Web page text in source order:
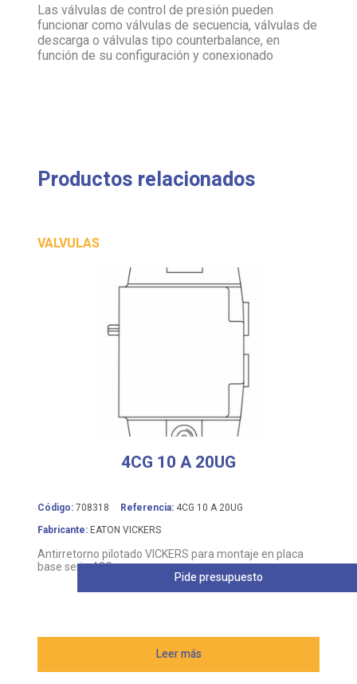
Las válvulas de control de presión pueden
funcionar como válvulas de secuencia, válvulas de
descarga o válvulas tipo counterbalance, en
función de su configuración y conexionado
Productos relacionados
VALVULAS
4CG 10 A 20UG
Código: 708318 Referencia: 4CG 10 A 20UG
Fabricante: EATON VICKERS
Antirretorno pilotado VICKERS para montaje en placa
base serie 4CG
Leer más
Pide presupuesto